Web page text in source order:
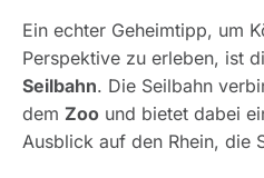
Ein echter Geheimtipp, um
Perspektive zu erleben, ist
Seilbahn. Die Seilbahn
dem Zoo und bietet dabei
Ausblick auf den Rhein, die